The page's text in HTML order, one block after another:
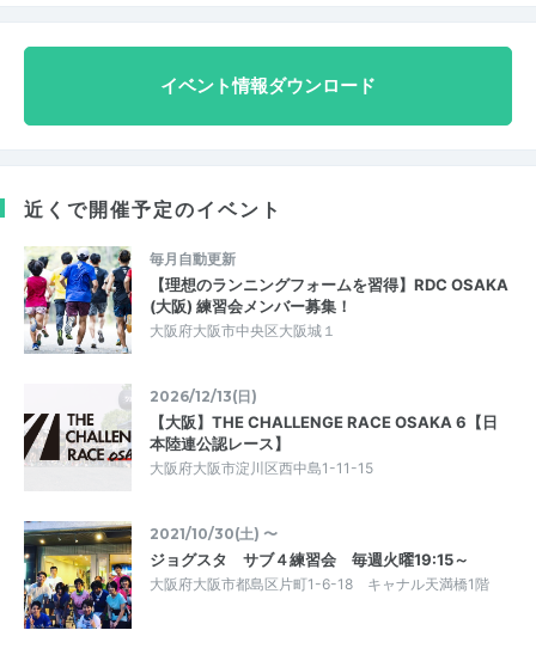
イベント情報ダウンロード
近くで開催予定のイベント
毎月自動更新
【理想のランニングフォームを習得】RDC OSAKA
(大阪) 練習会メンバー募集！
大阪府大阪市中央区大阪城１
2026/12/13(日)
【大阪】THE CHALLENGE RACE OSAKA 6【日
本陸連公認レース】
大阪府大阪市淀川区西中島1-11-15
2021/10/30(土) 〜
ジョグスタ サブ４練習会 毎週火曜19:15～
大阪府大阪市都島区片町1-6-18 キャナル天満橋1階